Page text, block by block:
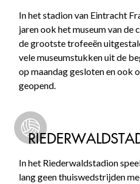
In het stadion van Eintracht
jaren ook het museum van de
de grootste trofeeën
vele museumstukken uit de
op maandag gesloten en ook
geopend.
In het Riederwaldstadion
lang geen thuiswedstrijden